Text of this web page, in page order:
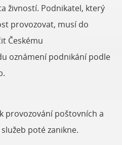
živností. Podnikatel, který
provozovat, musí do
Českému
oznámení podnikání podle
provozování poštovních a
poté zanikne.